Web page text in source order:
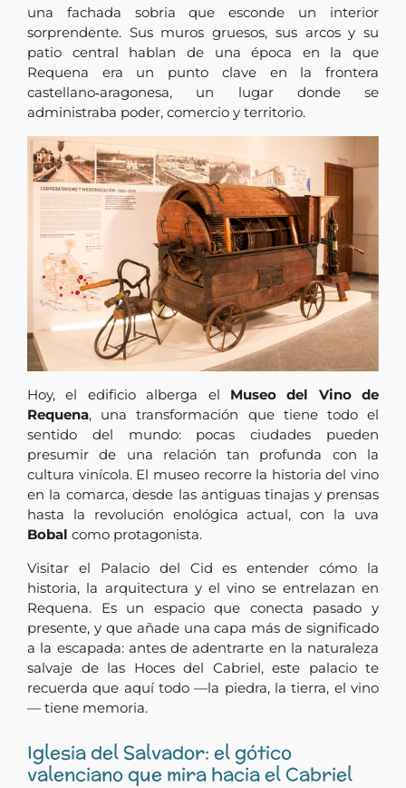
una fachada sobria que esconde un interior
sorprendente. Sus muros gruesos, sus arcos y su
patio central hablan de una época en la que
Requena era un punto clave en la frontera
castellano‑aragonesa, un lugar donde se
administraba poder, comercio y territorio.
Hoy, el edificio alberga el Museo del Vino de
Requena, una transformación que tiene todo el
sentido del mundo: pocas ciudades pueden
presumir de una relación tan profunda con la
cultura vinícola. El museo recorre la historia del vino
en la comarca, desde las antiguas tinajas y prensas
hasta la revolución enológica actual, con la uva
Bobal como protagonista.
Visitar el Palacio del Cid es entender cómo la
historia, la arquitectura y el vino se entrelazan en
Requena. Es un espacio que conecta pasado y
presente, y que añade una capa más de significado
a la escapada: antes de adentrarte en la naturaleza
salvaje de las Hoces del Cabriel, este palacio te
recuerda que aquí todo —la piedra, la tierra, el vino
— tiene memoria.
Iglesia del Salvador: el gótico
valenciano que mira hacia el Cabriel